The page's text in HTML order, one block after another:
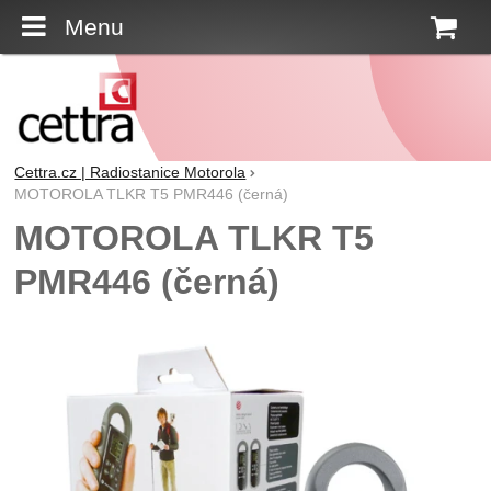
Menu
Cettra.cz | Radiostanice Motorola
MOTOROLA TLKR T5 PMR446 (černá)
MOTOROLA TLKR T5
PMR446 (černá)